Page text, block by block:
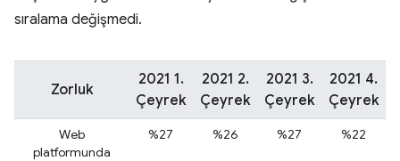
sıralama değişmedi.
Zorluk
2021 1.
Çeyrek
2021 2.
Çeyrek
2021 3.
Çeyrek
2021 4.
Çeyrek
Web
platformunda
%27 %26 %27 %22